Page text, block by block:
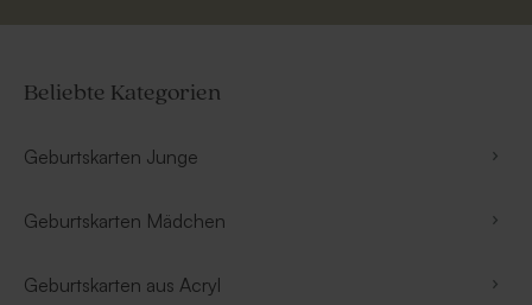
Beliebte Kategorien
Geburtskarten Junge
Geburtskarten Mädchen
Geburtskarten aus Acryl